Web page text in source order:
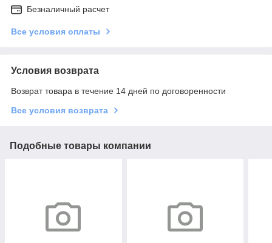
Безналичный расчет
Все условия оплаты
Условия возврата
Возврат товара в течение 14 дней по договоренности
Все условия возврата
Подобные товары компании